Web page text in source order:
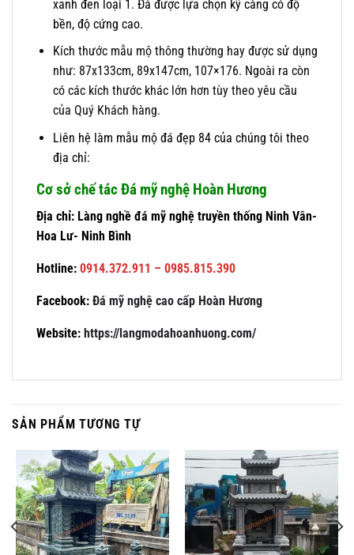
xanh đen loại 1. Đá được lựa chọn kỹ càng có độ
bền, độ cứng cao.
Kích thước mẫu mộ thông thường hay được sử dụng
như: 87x133cm, 89x147cm, 107×176. Ngoài ra còn
có các kích thước khác lớn hơn tùy theo yêu cầu
của Quý Khách hàng.
Liên hệ làm mẫu mộ đá đẹp 84 của chúng tôi theo
địa chỉ:
Cơ sở chế tác Đá mỹ nghệ Hoàn Hương
Địa chỉ: Làng nghề đá mỹ nghệ truyền thống Ninh Vân-
Hoa Lư- Ninh Bình
Hotline: 0914.372.911 – 0985.815.390
Facebook: Đá mỹ nghệ cao cấp Hoàn Hương
Website: https://langmodahoanhuong.com/
SẢN PHẨM TƯƠNG TỰ